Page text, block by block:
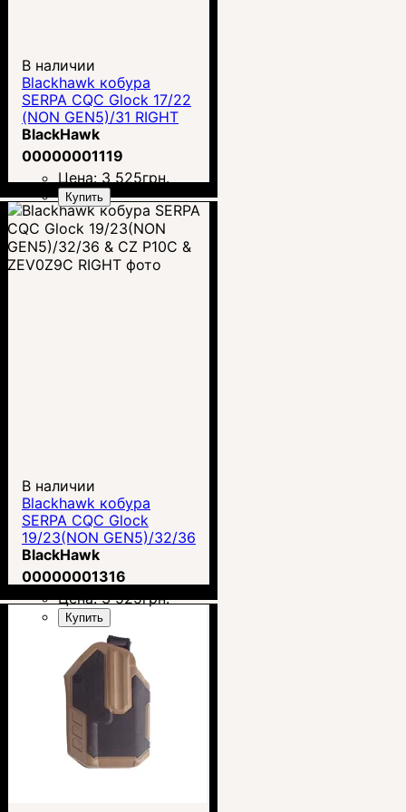
В наличии
Blackhawk кобура
SERPA CQC Glock 17/22
(NON GEN5)/31 RIGHT
BlackHawk
00000001119
Цена: 3 525грн.
Купить
В наличии
Blackhawk кобура
SERPA CQC Glock
19/23(NON GEN5)/32/36
& CZ P10C & ZEV0Z9C
RIGHT
BlackHawk
00000001316
Цена:3 525грн.
Купить